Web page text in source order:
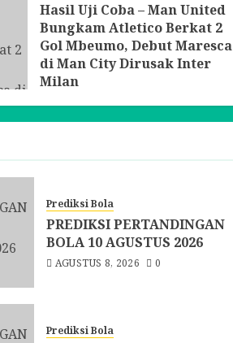
Hasil Uji Coba – Man United
Bungkam Atletico Berkat 2
Gol Mbeumo, Debut Maresca
di Man City Dirusak Inter
Milan
Prediksi Bola
PREDIKSI PERTANDINGAN
BOLA 10 AGUSTUS 2026
AGUSTUS 8, 2026 0
Prediksi Bola